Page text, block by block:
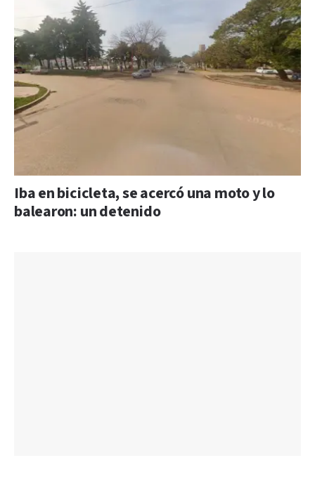
Iba en bicicleta, se acercó una moto y lo
balearon: un detenido